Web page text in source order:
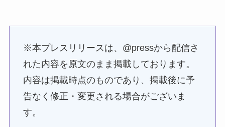
※本プレスリリースは、@pressから配信さ
れた内容を原文のまま掲載しております。
内容は掲載時点のものであり、掲載後に予
告なく修正・変更される場合がございま
す。